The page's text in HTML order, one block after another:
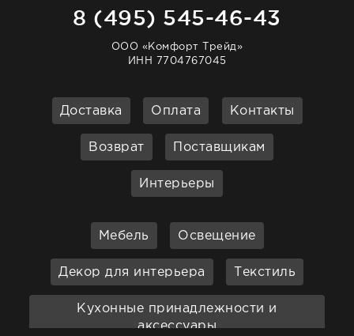
8 (495) 545-46-43
ООО «Комфорт Трейд»
ИНН 7704767045
Доставка Оплата Контакты
Возврат Поставщикам
Интерьеры
Мебель Освещение
Декор для интерьера Текстиль
Кухонные принадлежности и
аксессуары